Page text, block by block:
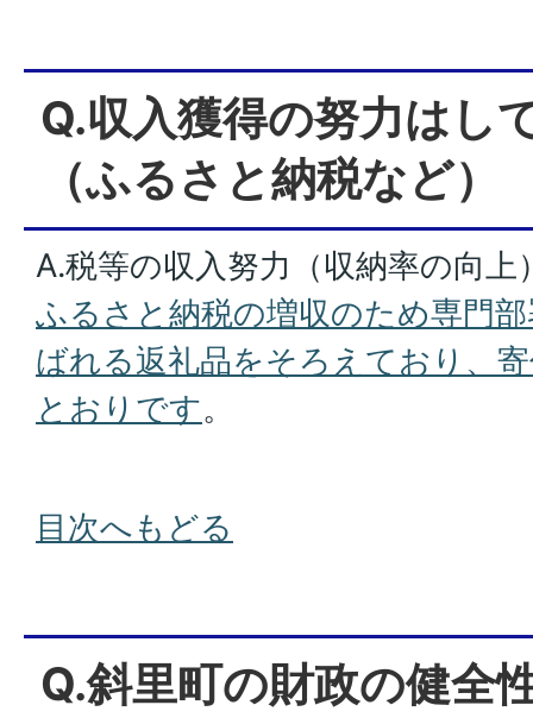
Q.収入獲得の努力はし
（ふるさと納税など）
A.税等の収入努力（収納率の向
ふるさと納税の増収のため専門
ばれる返礼品をそろえており、
とおりです。
目次へもどる
Q.斜里町の財政の健全